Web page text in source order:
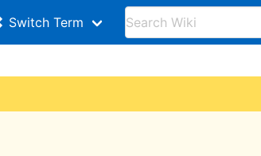
Switch Term